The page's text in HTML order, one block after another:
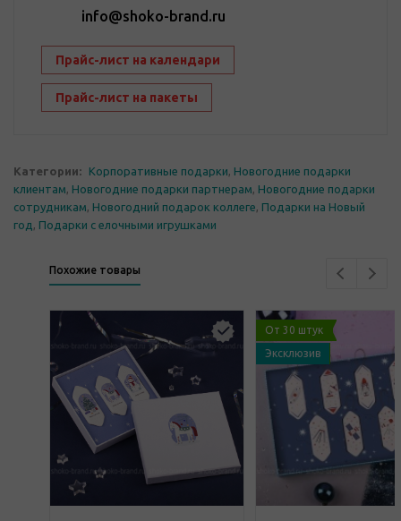
info@shoko-brand.ru
Прайс-лист на календари
Прайс-лист на пакеты
Категории: Корпоративные подарки, Новогодние подарки
клиентам, Новогодние подарки партнерам, Новогодние подарки
сотрудникам, Новогодний подарок коллеге, Подарки на Новый
год , Подарки с елочными игрушками
Похожие товары
От 30 штук
Эксклюзив